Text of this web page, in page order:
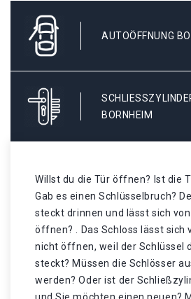
AUTOÖFFNUNG
ORNHEIM
Willst du die Tür öffnen? Ist die
Gab es einen Schlüsselbruch?
steckt drinnen und lässt sich
öffnen? . Das Schloss lässt sich
nicht öffnen, weil der Schlüssel
steckt? Müssen die Schlösser
werden? Oder ist der